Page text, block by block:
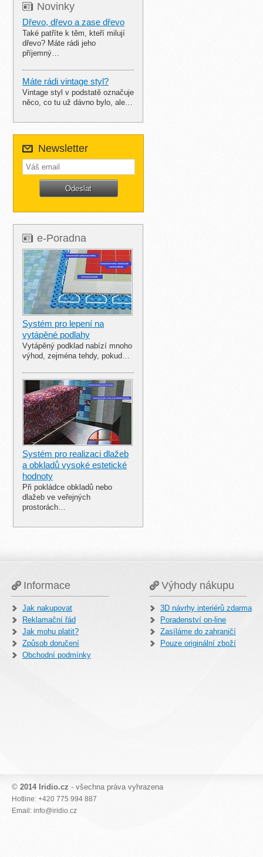
Novinky
Dřevo, dřevo a zase dřevo
Také patříte k těm, kteří milují
dřevo? Máte rádi jeho
příjemný…
Máte rádi vintage styl?
Vintage styl v podstatě označuje
něco, co tu už dávno bylo, ale…
Newsletter
e-Poradna
Systém pro lepení na
vytápěné podlahy
Vytápěný podklad nabízí mnoho
výhod, zejména tehdy, pokud…
Systém pro realizaci dlažeb
a obkladů vysoké estetické
hodnoty
Při pokládce obkladů nebo
dlažeb ve veřejných
prostorách…
Informace
Jak nakupovat
Reklamační řád
Jak mohu platit?
Způsob doručení
Obchodní podmínky
Výhody nákupu
3D návrhy interiérů zdarma
Poradenství on-line
Zasíláme do zahraničí
Pouze originální zboží
© 2014 Iridio.cz - všechna práva vyhrazena
Hotline: +420 775 994 887
Email: info@iridio.cz